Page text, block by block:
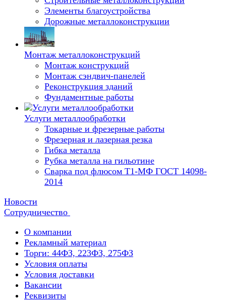
Элементы благоустройства
Дорожные металлоконструкции
Монтаж металлоконструкций
Монтаж конструкций
Монтаж сэндвич-панелей
Реконструкция зданий
Фундаментные работы
Услуги металлообработки
Токарные и фрезерные работы
Фрезерная и лазерная резка
Гибка металла
Рубка металла на гильотине
Сварка под флюсом Т1-МФ ГОСТ 14098-
2014
Новости
Сотрудничество
О компании
Рекламный материал
Торги: 44ФЗ, 223ФЗ, 275ФЗ
Условия оплаты
Условия доставки
Вакансии
Реквизиты